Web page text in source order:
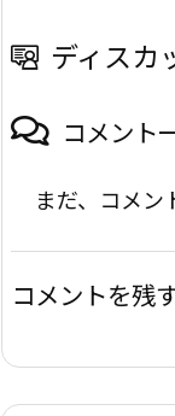
ディスカ
コメント
まだ、コメン
コメントを残